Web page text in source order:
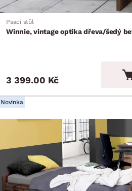
Psací stůl
Winnie, vintage optika dřeva/šedý
3 399.00 Kč
Novinka